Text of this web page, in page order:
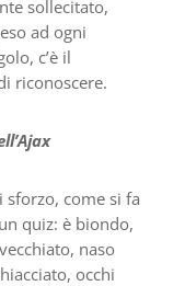
sollecitato,
ad ogni
c’è il
riconoscere.
sforzo, come si fa
quiz: è biondo,
naso
occhi